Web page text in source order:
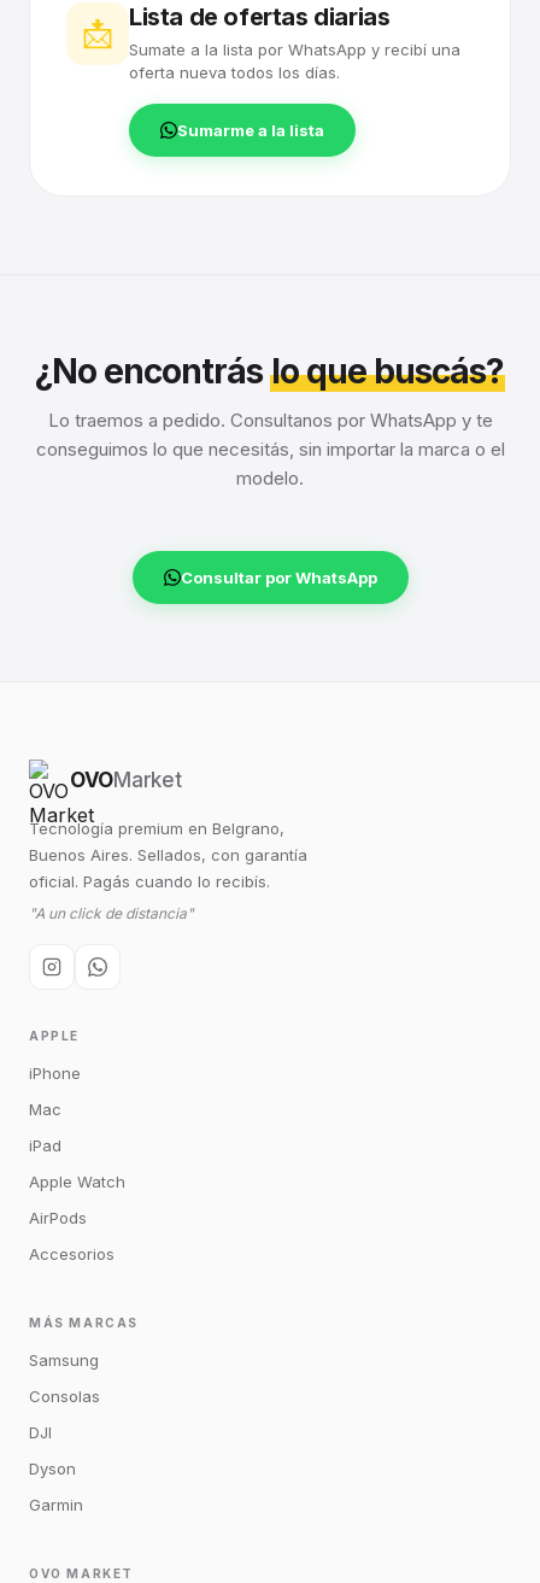
📩 Lista de ofertas diarias
Sumate a la lista por WhatsApp y recibí una
oferta nueva todos los días.
Sumarme a la lista
¿No encontráslo que buscás?
Lo traemos a pedido. Consultanos por WhatsApp y te
conseguimos lo que necesitás, sin importar la marca o el
modelo.
Consultar por WhatsApp
OVOMarket
Tecnología premium en Belgrano,
Buenos Aires. Sellados, con garantía
oficial. Pagás cuando lo recibís.
"A un click de distancia"
APPLE
iPhone
Mac
iPad
Apple Watch
AirPods
Accesorios
MÁS MARCAS
Samsung
Consolas
DJI
Dyson
Garmin
OVO MARKET